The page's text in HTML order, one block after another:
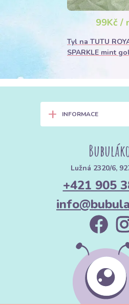
99Kč /
Tyl na TUTU
SPARKLE mint
+ INFORMACE
Lužná 2320/6,
+421 905